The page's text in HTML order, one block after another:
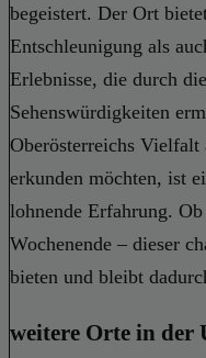
begeistert. Der Ort
Entschleunigung als
Erlebnisse, die durch
Sehenswürdigkeiten
Oberösterreichs Vielfalt
erkunden möchten, ist
lohnende Erfahrung.
Wochenende – dieser
bieten und bleibt
weitere Orte in der